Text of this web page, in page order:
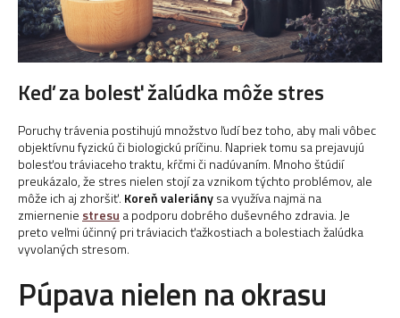
Keď za bolesť žalúdka môže stres
Poruchy trávenia postihujú množstvo ľudí bez toho, aby mali vôbec
objektívnu fyzickú či biologickú príčinu. Napriek tomu sa prejavujú
bolesťou tráviaceho traktu, kŕčmi či nadúvaním. Mnoho štúdií
preukázalo, že stres nielen stojí za vznikom týchto problémov, ale
môže ich aj zhoršiť. Koreň valeriánysa využíva najmä na
zmiernenie stresu a podporu dobrého duševného zdravia. Je
preto veľmi účinný pri tráviacich ťažkostiach a bolestiach žalúdka
vyvolaných stresom.
Púpava nielen na okrasu